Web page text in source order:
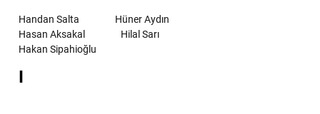
Handan Salta
Hüner Aydın
Hasan Aksakal
Hilal Sarı
Hakan Sipahioğlu
I